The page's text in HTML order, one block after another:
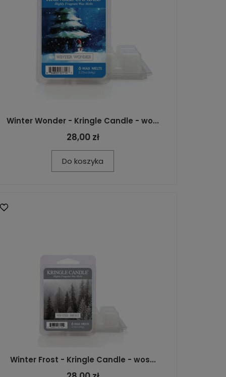
Winter Wonder - Kringle Candle - wo...
28,00 zł
Do koszyka
Winter Frost - Kringle Candle - wos...